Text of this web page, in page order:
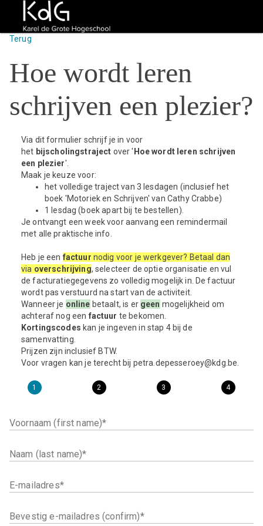
Terug
Hoe wordt leren
schrijven een plezier?
Via dit formulier schrijf je in voor
het bijscholingstraject over ' Hoe wordt leren schrijven
een plezier'.
Maak je keuze voor:
het volledige traject van 3 lesdagen (inclusief het
boek 'Motoriek en Schrijven' van Cathy Crabbe)
1 lesdag (boek apart bij te bestellen).
Je ontvangt een week voor aanvang een remindermail
met alle praktische info.
Heb je een factuur nodig voor je werkgever? Betaal dan
via overschrijving, selecteer de optie organisatie en vul
de facturatiegegevens zo volledig mogelijk in. De factuur
wordt pas verstuurd na start van de activiteit.
Wanneer je online betaalt, is er geen mogelijkheid om
achteraf nog een factuur te bekomen.
Kortingscodes kan je ingeven in stap 4 bij de
samenvatting.
Prijzen zijn inclusief BTW.
Voor vragen kan je terecht bij petra.depesseroey@kdg.be.
1 2 3 4
Voornaam (first name)
Naam (last name)
E-mailadres
Bevestig e-mailadres (confirm)